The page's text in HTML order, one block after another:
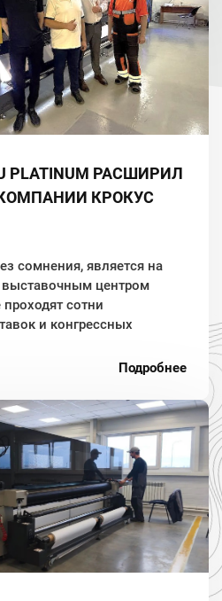
PLATINUM РАСШИРИЛ
КРОКУС
сомнения, является на
центром
сотни
и конгрессных
срочногоПодробнее